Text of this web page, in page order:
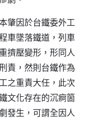
肇因於台鐵委外工
車墜落鐵道，列車
擠壓變形，形同人
責，然則台鐵作為
之重責大任，此次
文化存在的沉痾箇
發生，可謂全因人